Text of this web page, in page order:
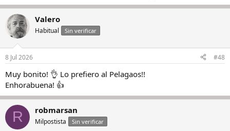
Valero
Habitual Sin verificar
8 Jul 2026 #48
Muy bonito! 👌 Lo prefiero al Pelagaos!!
Enhorabuena! 👍
R robmarsan
Milpostista Sin verificar